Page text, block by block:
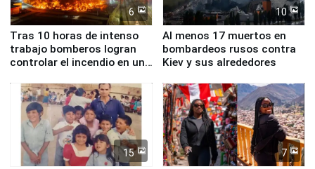
6
Tras 10 horas de intenso
trabajo bomberos logran
controlar el incendio en una
de Chile
10
Al menos 17 muertos en
bombardeos rusos contra
Kiev y sus alrededores
15 7